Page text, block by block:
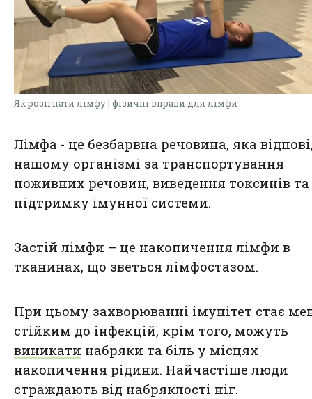
Як розігнати лімфу | фізичні вправи для лімфи
Лімфа - це безбарвна речовина, яка
нашому організмі за транспортування
поживних речовин, виведення токсинів та
підтримку імунної системи.
Застій лімфи – це накопичення лімфи в
тканинах, що зветься лімфостазом.
При цьому захворюванні імунітет стає
стійким до інфекцій, крім того, можуть
виникати набряки та біль у місцях
накопичення рідини. Найчастіше люди
страждають від набряклості ніг.